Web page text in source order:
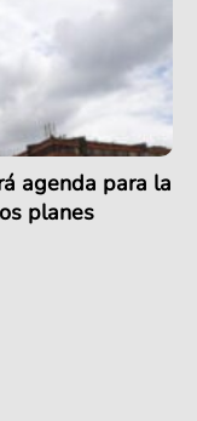
agenda para la
planes